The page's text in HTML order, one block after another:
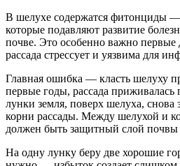
В шелухе содержатся фитонциды
которые подавляют развитие
почве. Это особенно важно первые
рассада стрессует и уязвима для
Главная ошибка — класть шелуху
первые годы, рассада
лунки земля, поверх шелуха, снова
корни рассады. Между шелухой и
должен быть защитный слой почвы
На одну лунку беру две хорошие